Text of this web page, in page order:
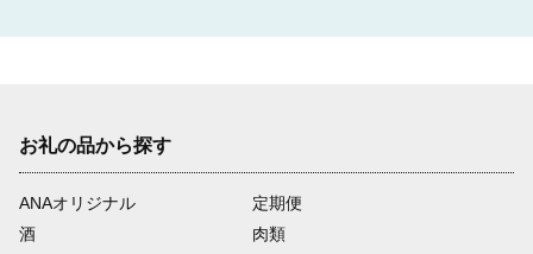
お礼の品から探す
ANAオリジナル
定期便
酒
肉類